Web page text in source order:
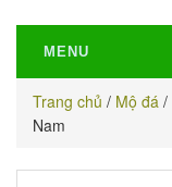
MENU
Trang chủ / Mộ đá /
Nam